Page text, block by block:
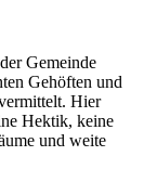
Gemeinde
Gehöften und
Hier
Hektik, keine
und weite